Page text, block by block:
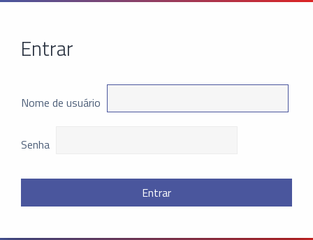
Entrar
Nome de usuário
Senha